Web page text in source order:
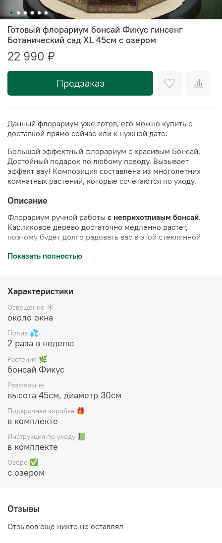
Готовый флорариум бонсай Фикус гинсенг
Ботанический сад XL 45см с озером
22 990 ₽
Предзаказ
Данный флорариум уже готов, его можно купить с
доставкой прямо сейчас или к нужной дате.
Большой эффектный флорариум с красивым Бонсай.
Достойный подарок по любому поводу. Вызывает
эффект вау! Композиция составлена из многолетних
комнатных растений, которые сочетаются по уходу.
Описание
Флорариум ручной работы с неприхотливым бонсай.
Карликовое дерево достаточно медленно растет,
поэтому будет долго радовать вас в этой стеклянной
формируя крону дерева.
лет)
Цена указана за готовый флорариум
растениями и декором), упакован в белую подарочную
Показать полностью
Характеристики
Освещение ☀️
около окна
Полив 💦
2 раза в неделю
Растения 🌿
бонсай Фикус
Размеры ↔️
высота 45см, диаметр 30см
Подарочная коробка 🎁
в комплекте
Инструкция по уходу 📗
в комплекте
Озеро ✅
с озером
Отзывы
Отзывов еще никто не оставлял